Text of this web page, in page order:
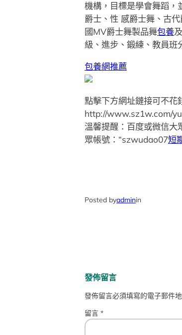
機構，目標是學會舞蹈，
爵士、性 感爵士舞、古
國MV爵士舞製品舞包養
級、進步、鍛練、教員班
包養網推薦
點擊下方網址鏈接可不花
http://www.sz1w.com/
溫馨提醒：百度或微信大
眾帳號：“szwudao07短
Posted byadminin
發佈留言
發佈留言必須填寫的電子郵件
留言 *